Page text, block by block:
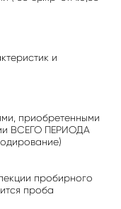
и
приобретенными
ВСЕГО ПЕРИОДА
пробирного
проба